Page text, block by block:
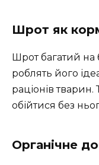
Шрот як
Шрот багатий на
роблять його
раціонів
обійтися без
Органічне